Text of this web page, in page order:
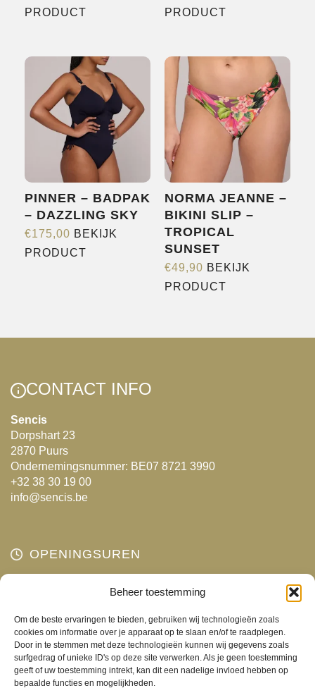
Beheer toestemming
Om de beste ervaringen te bieden, gebruiken wij technologieën zoals
cookies om informatie over je apparaat op te slaan en/of te raadplegen.
Door in te stemmen met deze technologieën kunnen wij gegevens zoals
surfgedrag of unieke ID's op deze site verwerken. Als je geen toestemming
geeft of uw toestemming intrekt, kan dit een nadelige invloed hebben op
bepaalde functies en mogelijkheden.
PRODUCT
meerdere
variaties.
Deze
optie
gekozen
worden
op
de
productpagina
PRODUCT
meerdere
variaties.
Deze
optie
kan
gekozen
worden
op
de
productpagina
PINNER – BADPAK
– DAZZLING SKY
€175,00 BEKIJK
PRODUCT
kan
de
productpagina
NORMA JEANNE –
BIKINI SLIP –
TROPICAL
SUNSET
€49,90 BEKIJK
PRODUCT
meerdere
CONTACT INFO
Sencis
Dorpshart 23
2870 Puurs
Ondernemingsnummer: BE07 8721 3990
+32 38 30 19 00
info@sencis.be
OPENINGSUREN
Gesloten
Woensdag
10:00 - 18:00
Donderdag
10:00 - 18:00
Vrijdag
10:00 - 18:00
Zaterdag
10:00 - 17:00